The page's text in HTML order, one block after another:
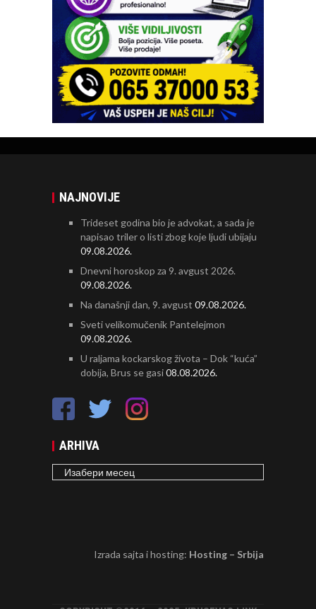
NAJNOVIJE
Trideset godina bio je advokat, a sada je
napisao triler o listi zbog koje ljudi ubijaju
09.08.2026.
Dnevni horoskop za 9. avgust 2026.
09.08.2026.
Na današnji dan, 9. avgust 09.08.2026.
Sveti velikomučenik Pantelejmon
09.08.2026.
U raljama kockarskog života – Dok “kuća”
dobija, Brus se gasi08.08.2026.
ARHIVA
ARHIVA
Izrada sajta i hosting: Hosting – Srbija